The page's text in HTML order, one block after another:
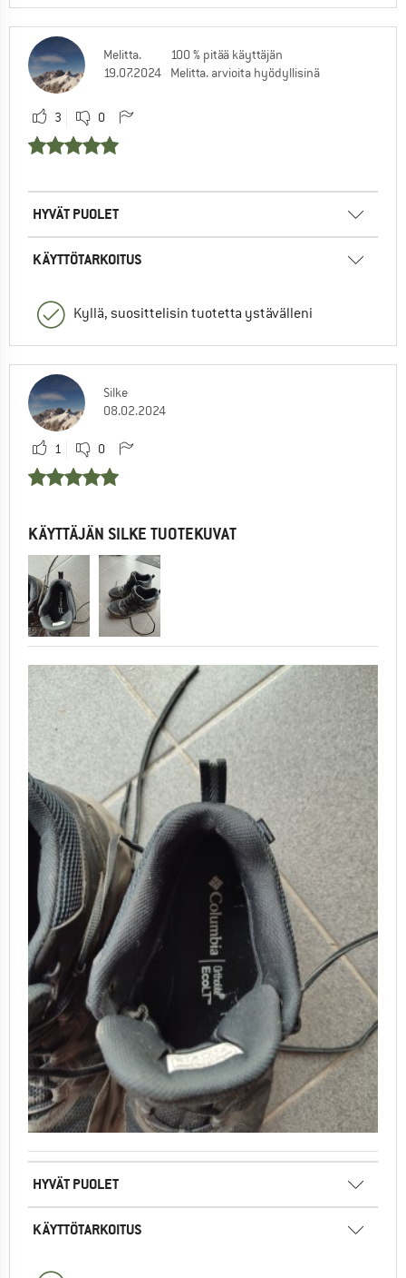
Melitta.
19.07.2024
100 % pitää käyttäjän
Melitta. arvioita hyödyllisinä
3 0
HYVÄT PUOLET
KÄYTTÖTARKOITUS
Kyllä, suosittelisin tuotetta ystävälleni
Silke
08.02.2024
1 0
KÄYTTÄJÄN SILKE TUOTEKUVAT
HYVÄT PUOLET
KÄYTTÖTARKOITUS